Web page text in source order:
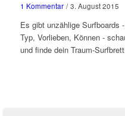
1 Kommentar / 3. August 2015
Es gibt unzählige Surfboards
Typ, Vorlieben, Können -
und finde dein Traum-